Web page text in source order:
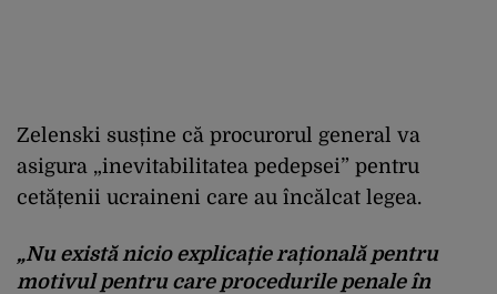
Zelenski susține că procurorul general va
asigura „inevitabilitatea pedepsei” pentru
cetățenii ucraineni care au încălcat legea.
„Nu există nicio explicație rațională pentru
motivul pentru care procedurile penale în